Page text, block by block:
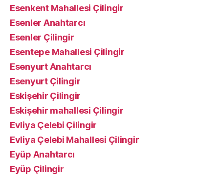
Esenkent Mahallesi Çilingir
Esenler Anahtarcı
Esenler Çilingir
Esentepe Mahallesi Çilingir
Esenyurt Anahtarcı
Esenyurt Çilingir
Eskişehir Çilingir
Eskişehir mahallesi Çilingir
Evliya Çelebi Çilingir
Evliya Çelebi Mahallesi Çilingir
Eyüp Anahtarcı
Eyüp Çilingir